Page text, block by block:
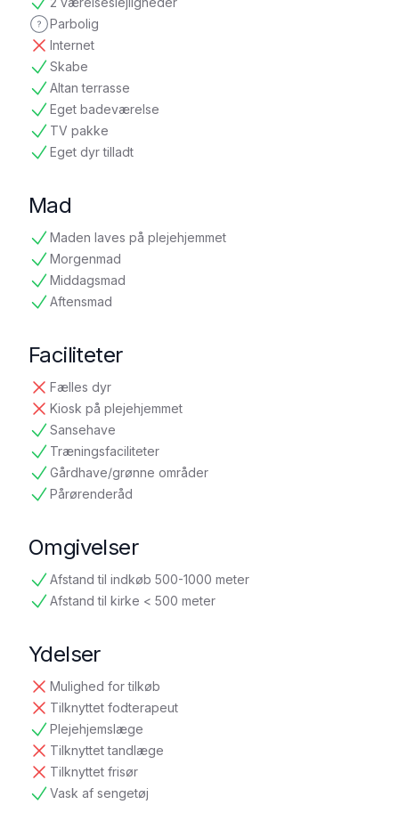
tilgængelig
Parbolig
ikke oplyst
Internet
ikke tilgængelig
Skabe
tilgængelig
Altan terrasse
tilgængelig
Eget badeværelse
tilgængelig
TV pakke
tilgængelig
Eget dyr tilladt
tilgængelig
Mad
Maden laves på plejehjemmet
tilgængelig
Morgenmad
tilgængelig
Middagsmad
tilgængelig
Aftensmad
tilgængelig
Faciliteter
Fælles dyr
ikke tilgængelig
Kiosk på plejehjemmet
ikke tilgængelig
Sansehave
tilgængelig
Træningsfaciliteter
tilgængelig
Gårdhave/grønne områder
tilgængelig
Pårørenderåd
tilgængelig
Omgivelser
Afstand til indkøb 500-1000 meter
tilgængelig
Afstand til kirke < 500 meter
tilgængelig
Ydelser
Mulighed for tilkøb
ikke tilgængelig
Tilknyttet fodterapeut
ikke tilgængelig
Plejehjemslæge
tilgængelig
Tilknyttet tandlæge
ikke tilgængelig
Tilknyttet frisør
ikke tilgængelig
Vask af sengetøj
tilgængelig